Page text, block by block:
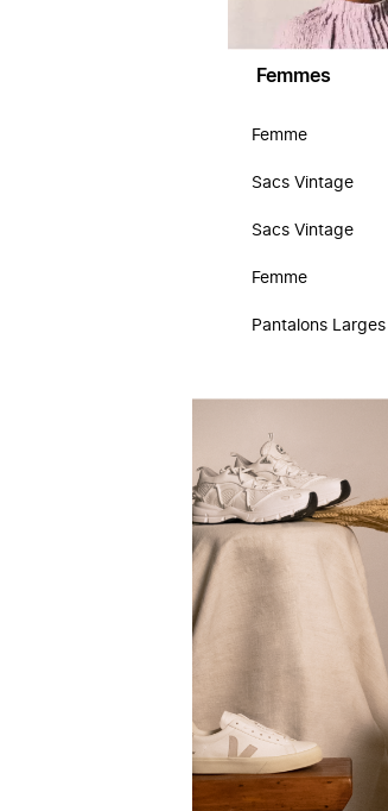
Femmes
Femme
Sacs Vintage
Sacs Vintage
Femme
Pantalons Larges